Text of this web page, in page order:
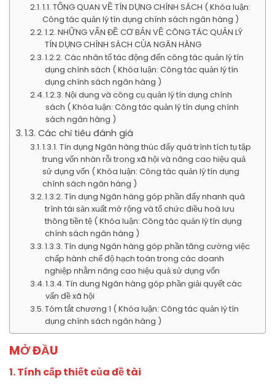
1.1. TỔNG QUAN VỀ TÍN DỤNG CHÍNH SÁCH ( Khóa luận:
Công tác quản lý tín dụng chính sách ngân hàng )
1.2. NHỮNG VẤN ĐỀ CƠ BẢN VỀ CÔNG TÁC QUẢN LÝ
TÍN DỤNG CHÍNH SÁCH CỦA NGÂN HÀNG
1.2.2. Các nhân tố tác động đến công tác quản lý tín
dụng chính sách ( Khóa luận: Công tác quản lý tín
dụng chính sách ngân hàng )
1.2.3. Nội dung và công cụ quản lý tín dụng chính
sách ( Khóa luận: Công tác quản lý tín dụng chính
sách ngân hàng )
1.3. Các chỉ tiêu đánh giá
1.3.1. Tín dụng Ngân hàng thúc đẩy quá trình tích tụ tập
trung vốn nhàn rỗi trong xã hội và nâng cao hiệu quả
sử dụng vốn ( Khóa luận: Công tác quản lý tín dụng
chính sách ngân hàng )
1.3.2. Tín dụng Ngân hàng góp phần đẩy nhanh quá
trình tái sản xuất mở rộng và tổ chức điều hoà lưu
thông tiền tệ ( Khóa luận: Công tác quản lý tín dụng
chính sách ngân hàng )
1.3.3. Tín dụng Ngân hàng góp phần tăng cường việc
chấp hành chế độ hạch toán trong các doanh
nghiệp nhằm nâng cao hiệu quả sử dụng vốn
1.3.4. Tín dung Ngân hàng góp phần giải quyết các
vấn đề xã hội
Tóm tắt chương 1 ( Khóa luận: Công tác quản lý tín
dụng chính sách ngân hàng )
MỞ ĐẦU
1. Tính cấp thiết của đề tài